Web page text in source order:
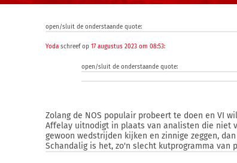
open/sluit de onderstaande quote:
Yoda schreef op17 augustus 2023 om 08:53:
open/sluit de onderstaande quote:
Zolang de NOS populair probeert te doen en VI
Affelay uitnodigt in plaats van analisten die niet
gewoon wedstrijden kijken en zinnige zeggen,
Schandalig is het, zo'n slecht kutprogramma van